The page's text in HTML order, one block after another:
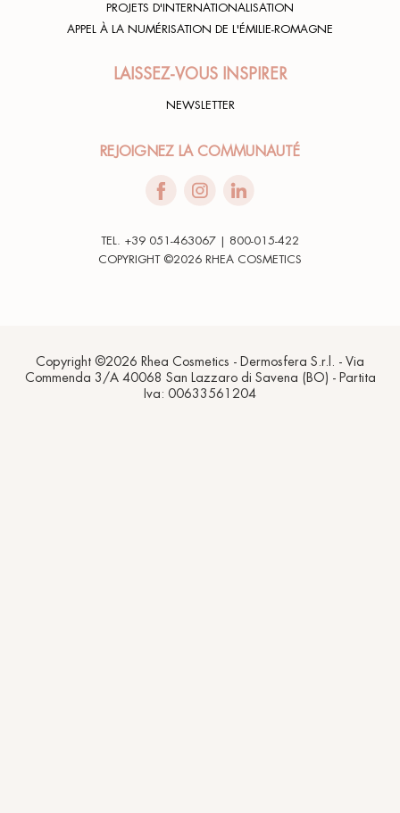
PROJETS D'INTERNATIONALISATION
APPEL À LA NUMÉRISATION DE L'ÉMILIE-ROMAGNE
LAISSEZ-VOUS INSPIRER
NEWSLETTER
REJOIGNEZ LA COMMUNAUTÉ
TEL. +39 051-463067 | 800-015-422
COPYRIGHT ©2026 RHEA COSMETICS
Copyright ©2026 Rhea Cosmetics - Dermosfera S.r.l. - Via
Commenda 3/A 40068 San Lazzaro di Savena (BO) - Partita
Iva: 00633561204